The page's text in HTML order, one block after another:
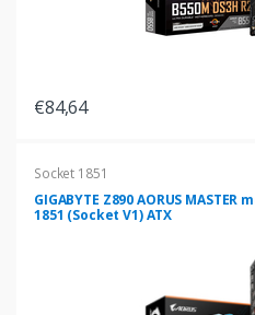
€84,64
Socket 1851
GIGABYTE Z890 AORUS
1851 (Socket V1) ATX